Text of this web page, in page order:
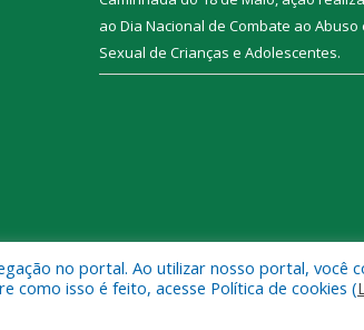
ao Dia Nacional de Combate ao Abuso
Sexual de Crianças e Adolescentes.
de Trairão.
no portal. Ao utilizar nosso portal, você
como isso é feito, acesse Política de cookies (